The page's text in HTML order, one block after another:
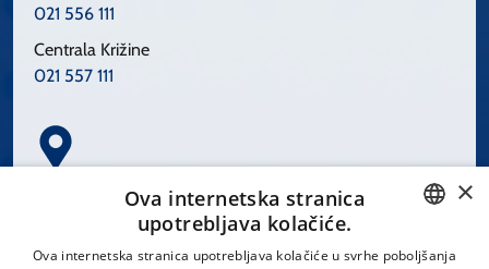
021 556 111
Centrala Križine
021 557 111
Spinčićeva 1, 21000 Split
CROATIAN
×
Ova internetska stranica
upotrebljava kolačiće.
Ova internetska stranica upotrebljava kolačiće u svrhe poboljšanja